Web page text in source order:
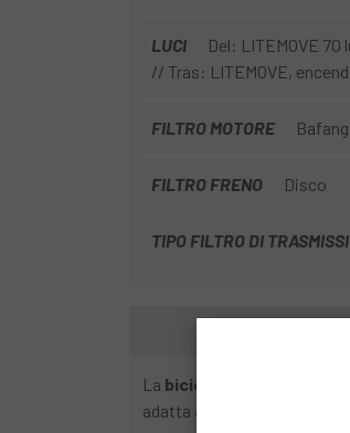
LUCI
Del: LITEMOVE
// Tras: LITEMOVE,
FILTRO MOTORE Bafang
FILTRO FRENO Disco
TIPO FILTRO DI
La bicicletta Uto PRO20
adatta a tutte las . Ha